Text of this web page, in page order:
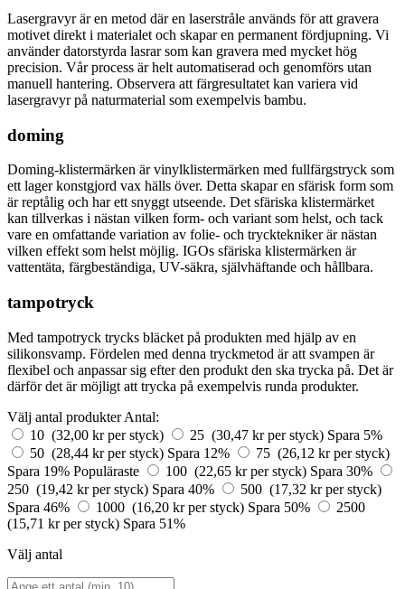
Lasergravyr är en metod där en laserstråle används för att gravera
motivet direkt i materialet och skapar en permanent fördjupning. Vi
använder datorstyrda lasrar som kan gravera med mycket hög
precision. Vår process är helt automatiserad och genomförs utan
manuell hantering. Observera att färgresultatet kan variera vid
lasergravyr på naturmaterial som exempelvis bambu.
doming
Doming-klistermärken är vinylklistermärken med fullfärgstryck som
ett lager konstgjord vax hälls över. Detta skapar en sfärisk form som
är reptålig och har ett snyggt utseende. Det sfäriska klistermärket
kan tillverkas i nästan vilken form- och variant som helst, och tack
vare en omfattande variation av folie- och trycktekniker är nästan
vilken effekt som helst möjlig. IGOs sfäriska klistermärken är
vattentäta, färgbeständiga, UV-säkra, självhäftande och hållbara.
tampotryck
Med tampotryck trycks bläcket på produkten med hjälp av en
silikonsvamp. Fördelen med denna tryckmetod är att svampen är
flexibel och anpassar sig efter den produkt den ska trycka på. Det är
därför det är möjligt att trycka på exempelvis runda produkter.
Välj antal produkter Antal:
10 (32,00 kr per styck)
25 (30,47 kr per styck) Spara 5%
50 (28,44 kr per styck) Spara 12%
75 (26,12 kr per styck)
Spara 19% Populäraste 100 (22,65 kr per styck) Spara 30%
250 (19,42 kr per styck) Spara 40%
500 (17,32 kr per styck)
Spara 46%
1000 (16,20 kr per styck) Spara 50%
2500
(15,71 kr per styck) Spara 51%
Välj antal